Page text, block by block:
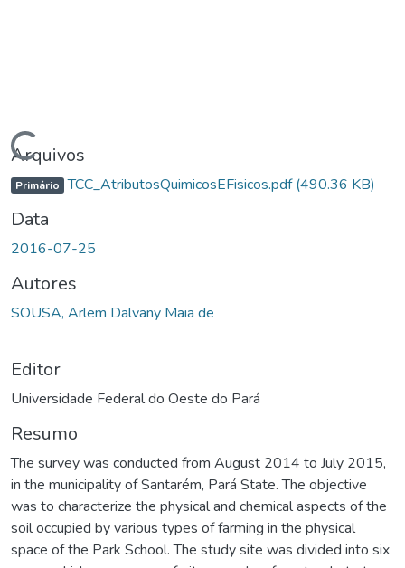
Carregando...
Arquivos
Primário TCC_AtributosQuimicosEFisicos.pdf(490.36 KB)
Data
2016-07-25
Autores
SOUSA, Arlem Dalvany Maia de
Editor
Universidade Federal do Oeste do Pará
Resumo
The survey was conducted from August 2014 to July 2015,
in the municipality of Santarém, Pará State. The objective
was to characterize the physical and chemical aspects of the
soil occupied by various types of farming in the physical
space of the Park School. The study site was divided into six